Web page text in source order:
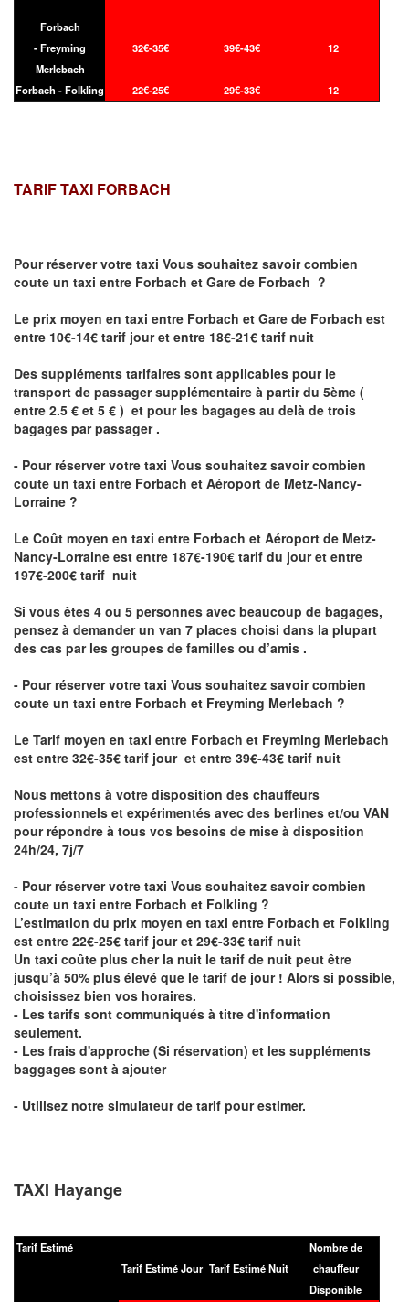
Forbach
- Freyming
Merlebach
32€-35€ 39€-43€ 12
Forbach - Folkling 22€-25€ 29€-33€ 12
TARIF TAXI FORBACH
Pour réserver votre taxi Vous souhaitez savoircombien
coute un taxi entre Forbach et Gare de Forbach ?
Le prix moyen en taxi entre Forbach et Gare de Forbach est
entre 10€-14€ tarif jour et entre 18€-21€ tarif nuit
Des suppléments tarifaires sont applicables pour le
transport de passager supplémentaire à partir du 5ème (
entre 2.5 € et 5 € ) et pour les bagages au delà de trois
bagages par passager .
- Pour réserver votre taxi Vous souhaitez savoircombien
coute un taxi entre Forbach et Aéroport de Metz-Nancy-
Lorraine ?
Le Coût moyen en taxi entre Forbach et Aéroport de Metz-
Nancy-Lorraine est entre 187€-190€ tarif du jour et entre
197€-200€ tarif nuit
Si vous êtes 4 ou 5 personnes avec beaucoup de bagages,
pensez à demander un van 7 places choisi dans la plupart
des cas par les groupes de familles ou d’amis .
- Pour réserver votre taxi Vous souhaitez savoircombien
coute un taxi entre Forbach et Freyming Merlebach ?
Le Tarif moyen en taxi entre Forbach et Freyming Merlebach
est entre 32€-35€ tarif jour et entre 39€-43€ tarif nuit
Nous mettons à votre disposition des chauffeurs
professionnels et expérimentés avec des berlines et/ou VAN
pour répondre à tous vos besoins de mise à disposition
24h/24, 7j/7
- Pour réserver votre taxi Vous souhaitez savoircombien
coute un taxi entre Forbach et Folkling ?
L’estimation du prix moyen en taxi entre Forbach et Folkling
est entre 22€-25€ tarif jour et 29€-33€ tarif nuit
Un taxi coûte plus cher la nuit le tarif de nuit peut être
jusqu’à 50% plus élevé que le tarif de jour ! Alors si possible,
choisissez bien vos horaires.
- Les tarifs sont communiqués à titre d'information
seulement.
- Les frais d'approche (Si réservation) et les suppléments
baggages sont à ajouter
- Utilisez notre simulateur de tarif pour estimer.
TAXI Hayange
Tarif Estimé
Tarif Estimé Jour Tarif Estimé Nuit
Nombre de
chauffeur
Disponible